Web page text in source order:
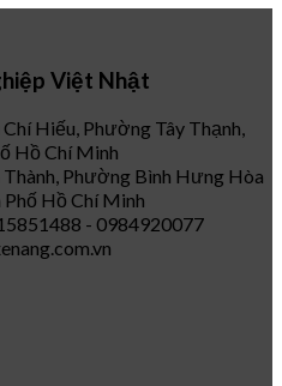
Việt Nhật
Hiếu, Phường Tây Thạnh,
Hồ Chí Minh
Phường Bình Hưng Hòa
Phố Hồ Chí Minh
- 0984920077